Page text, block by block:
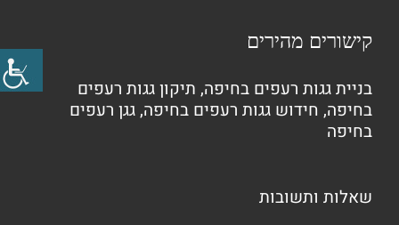
קישורים מהירים
בניית גגות רעפים בחיפה, תיקון גגות רעפים
בחיפה, חידוש גגות רעפים בחיפה,גגן רעפים
בחיפה
שאלות ותשובות